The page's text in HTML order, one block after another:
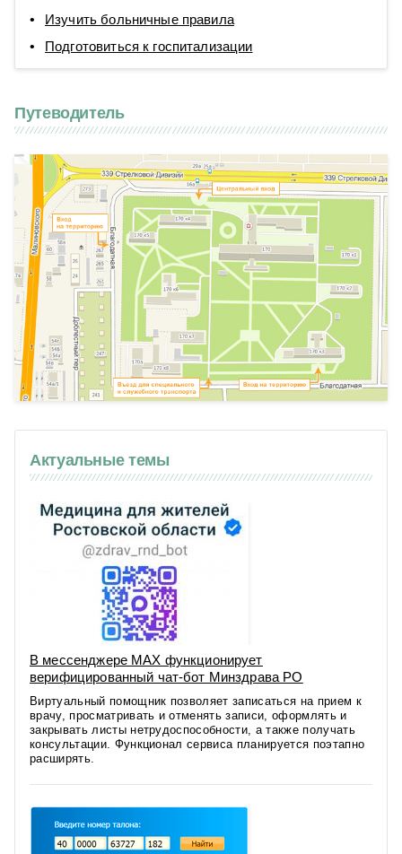
Изучить больничные правила
Подготовиться к госпитализации
Путеводитель
Актуальные темы
В мессенджере MAX функционирует
верифицированный чат-бот Минздрава РО
Виртуальный помощник позволяет записаться на прием к
врачу, просматривать и отменять записи, оформлять и
закрывать листы нетрудоспособности, а также получать
консультации. Функционал сервиса планируется поэтапно
расширять.